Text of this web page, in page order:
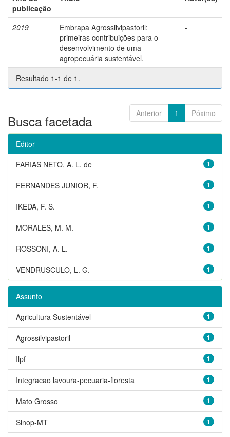
publicação
2019
Embrapa Agrossilvipastoril:
primeiras contribuições para o
desenvolvimento de uma
agropecuária sustentável.
-
Resultado 1-1 de 1.
Anterior 1 Póximo
Busca facetada
Editor
1
FARIAS NETO, A. L. de
1
FERNANDES JUNIOR, F.
1
IKEDA, F. S.
1
MORALES, M. M.
1
ROSSONI, A. L.
1
VENDRUSCULO, L. G.
Assunto
1
Agricultura Sustentável
1
Agrossilvipastoril
1
Ilpf
1
Integracao lavoura-pecuaria-floresta
1
Mato Grosso
1
Sinop-MT